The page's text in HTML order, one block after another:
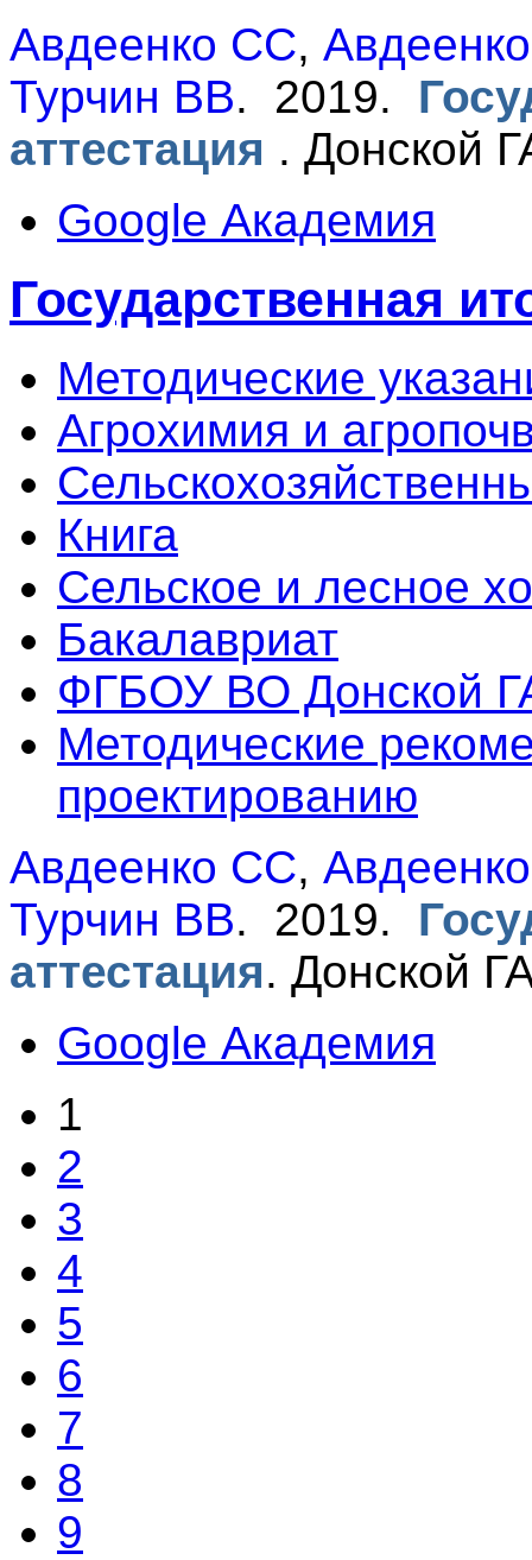
Авдеенко СС,
Турчин ВВ. 2019.
аттестация . Донской
Google Академия
Государственная
Методические
Агрохимия и
Книга
Сельское и лесное
Бакалавриат
ФГБОУ ВО Донской
Методические
проектированию
Авдеенко СС,
Турчин ВВ. 2019.
аттестация. Донской
Google Академия
1
2
3
4
5
6
7
8
9